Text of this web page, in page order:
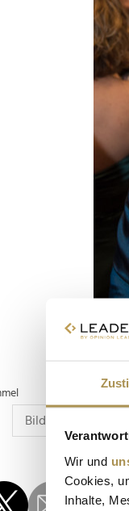
Wir und
Cookies,
Inhalte,